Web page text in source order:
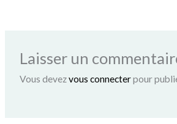
Laisser un
Vous devezvous connecterpour